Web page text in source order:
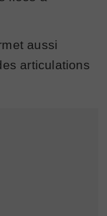
aussi
articulations